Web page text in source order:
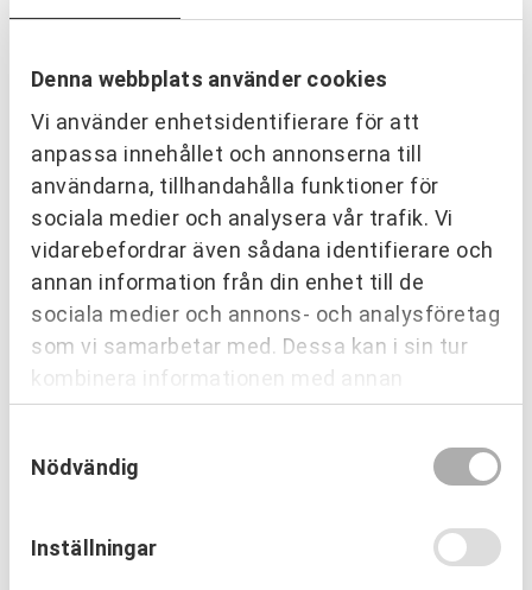
Denna webbplats använder cookies
Vi använder enhetsidentifierare för att
anpassa innehållet och annonserna till
användarna, tillhandahålla funktioner för
sociala medier och analysera vår trafik. Vi
vidarebefordrar även sådana identifierare och
annan information från din enhet till de
sociala medier och annons- och analysföretag
som vi samarbetar med. Dessa kan i sin tur
kombinera informationen med annan
information som du har tillhandahållit eller
som de har samlat in när du har använt deras
tjänster.
Nödvändig
Inställningar
PARTNERING & SAMVERKAN
Inre hamnen etapp 2 – tillsammans
bygger vi framtidens Norrköping
Läs mer